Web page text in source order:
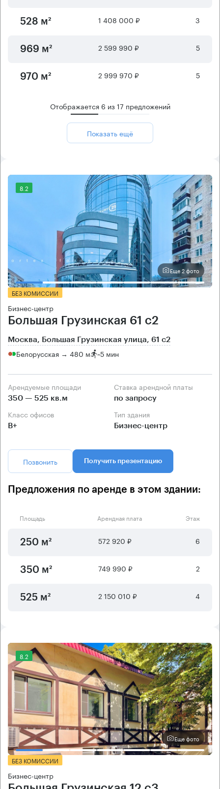
528 м² 1 408 000 ₽ 3
969 м² 2 599 990 ₽ 5
970 м² 2 999 970 ₽ 5
Отображается 6 из17 предложений
Показать ещё
8.2
Еще 2 фото
БЕЗ КОМИССИИ
Бизнес-центр
Большая Грузинская 61 с2
Москва, Большая Грузинская улица, 61 с2
Белорусская → 480 м ~5 мин
Арендуемые площади
350 — 525 кв.м
Ставка арендной платы
по запросу
Класс офисов
B+
Тип здания
Бизнес-центр
Позвонить Получить презентацию
Предложения по аренде в этом здании:
Площадь Арендная плата Этаж
250 м² 572 920 ₽ 6
350 м² 749 990 ₽ 2
525 м² 2 150 010 ₽ 4
8.2
Еще фото
БЕЗ КОМИССИИ
Бизнес-центр